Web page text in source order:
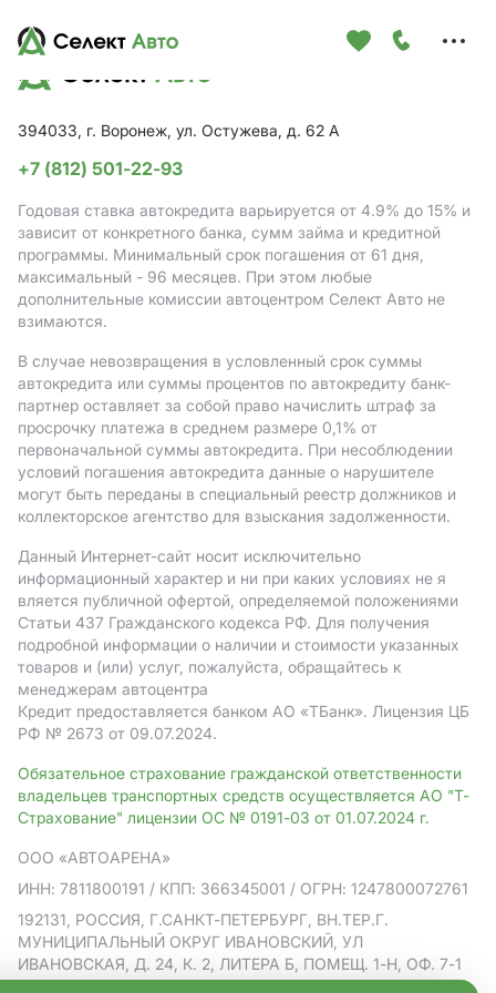
394033, г. Воронеж, ул. Остужева, д. 62 А
+7 (812) 501-22-93
Годовая ставка автокредита варьируется от 4.9% до 15% и
зависит от конкретного банка, сумм займа и кредитной
программы. Минимальный срок погашения от 61 дня,
максимальный - 96 месяцев. При этом любые
дополнительные комиссии автоцентром Селект Авто не
взимаются.
В случае невозвращения в условленный срок суммы
автокредита или суммы процентов по автокредиту банк-
партнер оставляет за собой право начислить штраф за
просрочку платежа в среднем размере 0,1% от
первоначальной суммы автокредита. При несоблюдении
условий погашения автокредита данные о нарушителе
могут быть переданы в специальный реестр должников и
коллекторское агентство для взыскания задолженности.
Данный Интернет-сайт носит исключительно
информационный характер и ни при каких условиях не я
вляется публичной офертой, определяемой положениями
Статьи 437 Гражданского кодекса РФ. Для получения
подробной информации о наличии и стоимости указанных
товаров и (или) услуг, пожалуйста, обращайтесь к
менеджерам автоцентра
Кредит предоставляется банком АO «ТБанк». Лицензия ЦБ
РФ № 2673 от 09.07.2024.
Обязательное страхование гражданской ответственности
владельцев транспортных средств осуществляется АО "Т-
Страхование" лицензии ОС № 0191-03 от 01.07.2024 г.
ООО «АВТОАРЕНА»
ИНН: 7811800191 / КПП: 366345001 / ОГРН: 1247800072761
192131, РОССИЯ, Г.САНКТ-ПЕТЕРБУРГ, ВН.ТЕР.Г.
МУНИЦИПАЛЬНЫЙ ОКРУГ ИВАНОВСКИЙ, УЛ
ИВАНОВСКАЯ, Д. 24, К. 2, ЛИТЕРА Б, ПОМЕЩ. 1-Н, ОФ. 7-1